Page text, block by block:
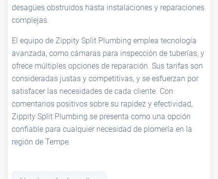
desagües obstruidos hasta instalaciones y reparaciones
complejas.
El equipo de Zippity Split Plumbing emplea tecnología
avanzada, como cámaras para inspección de tuberías, y
ofrece múltiples opciones de reparación. Sus tarifas son
consideradas justas y competitivas, y se esfuerzan por
satisfacer las necesidades de cada cliente. Con
comentarios positivos sobre su rapidez y efectividad,
Zippity Split Plumbing se presenta como una opción
confiable para cualquier necesidad de plomería en la
región de Tempe.